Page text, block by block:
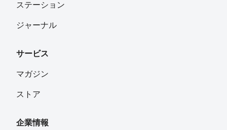
ステーション
ジャーナル
サービス
マガジン
ストア
企業情報